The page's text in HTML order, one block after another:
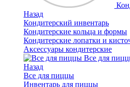
Назад
Кондитерский инвентарь
Кондитерские кольца и формы
Кондитерские лопатки и
Аксессуары кондитерские
Все для
Назад
Все для пиццы
Инвентарь для пиццы